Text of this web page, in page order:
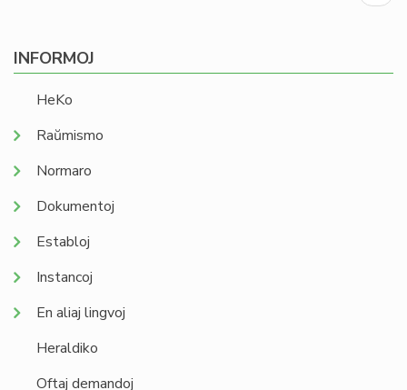
page
INFORMOJ
HeKo
Raŭmismo
Normaro
Dokumentoj
Establoj
Instancoj
En aliaj lingvoj
Heraldiko
Oftaj demandoj